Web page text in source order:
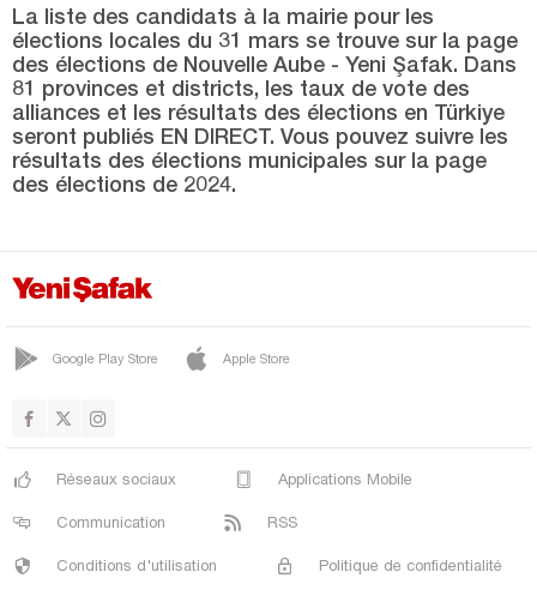
Siirt
Sinop
Şırnak
Sivas
Tekirdağ
Trabzon
Tunceli
Uşak
Van
Yalova
Yozgat
Zonguldak
La liste des candidats à la mairie pour les
élections locales du 31 mars se trouve sur la page
des élections de Nouvelle Aube - Yeni Şafak. Dans
81 provinces et districts, les taux de vote des
alliances et les résultats des élections en Türkiye
seront publiés EN DIRECT. Vous pouvez suivre les
résultats des élections municipales sur la page
des élections de 2024.
Google Play Store Apple Store
Réseaux sociaux Applications Mobile
Communication RSS
Conditions d'utilisation Politique de confidentialité